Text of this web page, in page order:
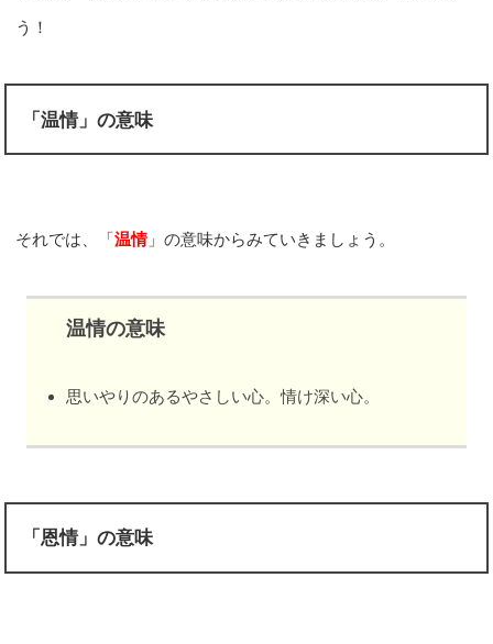
う！
「温情」の意味
それでは、「温情 」の意味からみていきましょう。
温情の意味
思いやりのあるやさしい心。情け深い心。
「恩情」の意味